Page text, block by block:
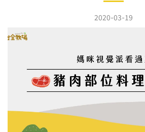
2020-03-19